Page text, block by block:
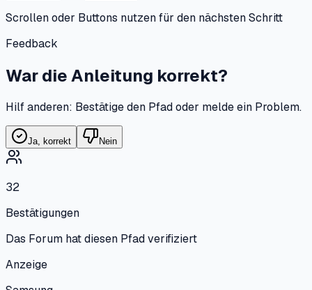
Scrollen oder Buttons nutzen für den nächsten Schritt
Feedback
War die Anleitung korrekt?
Hilf anderen: Bestätige den Pfad oder melde ein Problem.
Ja, korrekt Nein
32
Bestätigungen
Das Forum hat diesen Pfad verifiziert
Anzeige